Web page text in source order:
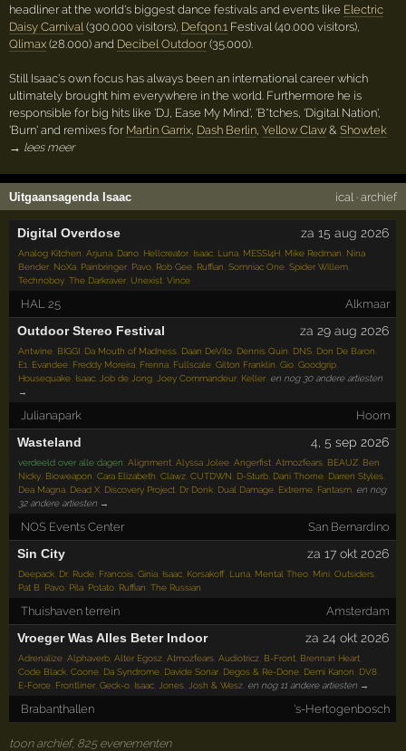
headliner at the world's biggest dance festivals and events like Electric
Daisy Carnival (300.000 visitors), Defqon.1 Festival (40.000 visitors),
Qlimax (28.000) and Decibel Outdoor(35.000).
Still Isaac's own focus has always been an international career which
ultimately brought him everywhere in the world. Furthermore he is
responsible for big hits like 'DJ, Ease My Mind', 'B*tches, 'Digital Nation',
'Burn' and remixes for Martin Garrix Dash Berlin ,Yellow Claw &Showtek
→ lees meer
Uitgaansagenda Isaac ical · archief
Digital Overdose za 15 aug 2026
Analog Kitchen ,Arjuna Dano Hellcreator Isaac Luna MESSI4H Mike Redman Nina
Bender NoXa Painbringer Pavo Rob Gee Ruffian ,Somniac One ,Spider Willem
Technoboy ,The Darkraver ,Unexist ,Vince
HAL 25 Alkmaar
Outdoor Stereo Festival za 29 aug 2026
Antwine BIGGI Da Mouth of Madness Daan DeVito Dennis Quin DNS Don De Baron
E1 Evandee Freddy Moreira Frenna Fullscale ,Gilton Franklin ,Gio ,Goodgrip
Housequake Isaac Job de Jong Joey Commandeur Keller en nog 30 andere artiesten
→
Julianapark Hoorn
Wasteland 4, 5 sep 2026
verdeeld over alle dagen :Alignment ,Alyssa Jolee ,Angerfist ,Atmozfears BEAUZ Ben
Nicky Bioweapon ,Cara Elizabeth ,Clawz ,CUTDWN D-Sturb Dani Thorne Darren Styles
Dea Magna Dead X Discovery Project Dr Donk Dual Damage Extreme Fantasm en nog
32 andere artiesten →
NOS Events Center San Bernardino
Sin City za 17 okt 2026
Deepack Dr. Rude Francois ,Ginia Isaac Korsakoff Luna Mental Theo Mini ,Outsiders
Pat B Pavo Pila Potato Ruffian ,The Russian
Thuishaven terrein Amsterdam
Vroeger Was Alles Beter Indoor za 24 okt 2026
Adrenalize ,Alphaverb ,Alter Egosz ,Atmozfears ,Audiotricz B-Front Brennan Heart
Code Black ,Coone Da Syndrome Davide Sonar Degos & Re-Done Demi Kanon DV8
E-Force Frontliner ,Geck-o Isaac Jones Josh & Wesz en nog 11 andere artiesten →
Brabanthallen 's-Hertogenbosch
toon archief, 825 evenementen